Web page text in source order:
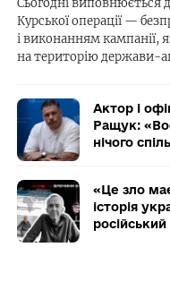
Сьогодні виповнюється
Курської операції —
і виконанням кампанії,
на територію держави-
Актор і
Ращук:
нічого
«Це зло
історія